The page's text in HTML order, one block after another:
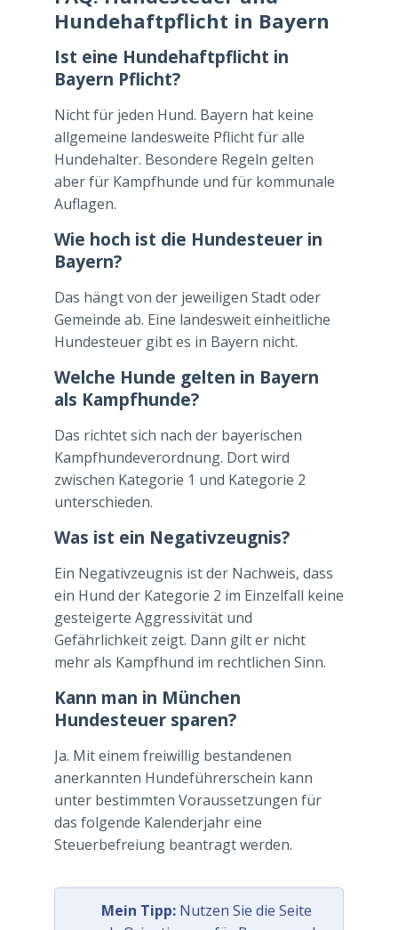
Hundehaftpflicht in Bayern
Ist eine Hundehaftpflicht in
Bayern Pflicht?
Nicht für jeden Hund. Bayern hat keine
allgemeine landesweite Pflicht für alle
Hundehalter. Besondere Regeln gelten
aber für Kampfhunde und für kommunale
Auflagen.
Wie hoch ist die Hundesteuer in
Bayern?
Das hängt von der jeweiligen Stadt oder
Gemeinde ab. Eine landesweit einheitliche
Hundesteuer gibt es in Bayern nicht.
Welche Hunde gelten in Bayern
als Kampfhunde?
Das richtet sich nach der bayerischen
Kampfhundeverordnung. Dort wird
zwischen Kategorie 1 und Kategorie 2
unterschieden.
Was ist ein Negativzeugnis?
Ein Negativzeugnis ist der Nachweis, dass
ein Hund der Kategorie 2 im Einzelfall keine
gesteigerte Aggressivität und
Gefährlichkeit zeigt. Dann gilt er nicht
mehr als Kampfhund im rechtlichen Sinn.
Kann man in München
Hundesteuer sparen?
Ja. Mit einem freiwillig bestandenen
anerkannten Hundeführerschein kann
unter bestimmten Voraussetzungen für
das folgende Kalenderjahr eine
Steuerbefreiung beantragt werden.
Mein Tipp:Nutzen Sie die Seite